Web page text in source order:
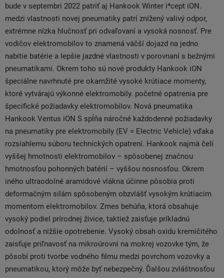
bude v septembri 2022 patriť aj Hankook Winter i*cept iON.
medzi vlastnosti novej pneumatiky patrí znížený valivý odpor,
extrémne nízka hlučnosť pri odvaľovaní a vysoká nosnosť. Pre
vodičov elektromobilov to znamená väčší dojazd na jedno
nabitie batérie a lepšie jazdné vlastnosti v porovnaní s bežnými
pneumatikami. Okrem toho sú nové produkty Hankook iON
špeciálne navrhnuté pre okamžité vysoké krútiace momenty,
ktoré vytvárajú výkonné elektromobily. početné opatrenia pre
špecifické požiadavky elektromobilov. Nová pneumatika
Hankook Ventus iON S ​​spĺňa náročné každodenné požiadavky
na pneumatiky pre elektromobily (EV = Electric Vehicle) vďaka
rozsiahlemu súboru technických opatrení. Hankook najmä čelí
vyššej hmotnosti elektromobilov – spôsobenej značnou
hmotnosťou pohonných batérií – vyššou nosnosťou. Okrem
iného ultraodolné aramidové vlákna účinne pôsobia proti
deformačným silám spôsobeným obzvlášť vysokým krútiacim
momentom elektromobilov. Zmes behúňa, ktorá obsahuje
vysoký podiel prírodnej živice, taktiež zaisťuje príkladnú
odolnosť a nižšie opotrebenie. Vysoký obsah oxidu kremičitého
zaisťuje priľnavosť na mikroúrovni na mokrej vozovke tým, že
pôsobí proti tvorbe vodného filmu medzi povrchom vozovky a
pneumatikou, ktorý môže byť nebezpečný. Ďalšou zvláštnosťou